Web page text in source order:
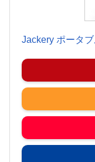
Jackery ポータ